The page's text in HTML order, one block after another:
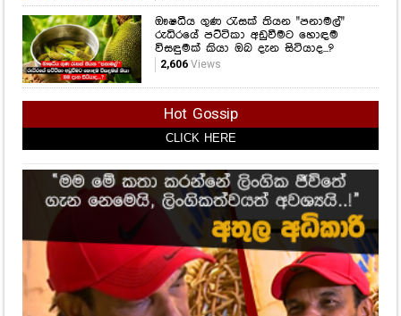
ඖෂධීය ගුණ රැසක් තියන "පනාමල්"
රුධිරයේ පට්ටිකා අඩුවීමට හොඳම
විසඳුමක් කියා ඔබ දැන සිටියාද...?
2,606Views
Hot Gossip
CLICK HERE